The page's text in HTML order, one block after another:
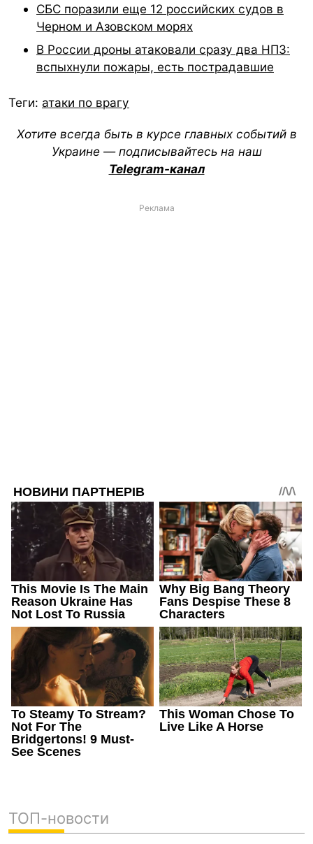
СБС поразили еще 12 российских судов в
Черном и Азовском морях
В России дроны атаковали сразу два НПЗ:
вспыхнули пожары, есть пострадавшие
Теги: атаки по врагу
Хотите всегда быть в курсе главных событий в
Украине — подписывайтесь на наш
Telegram-канал
Реклама
ТОП-новости